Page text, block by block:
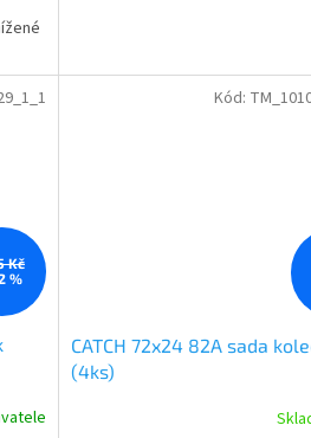
Kč
%
CATCH 72x24 82A sada
(4ks)
Kód: